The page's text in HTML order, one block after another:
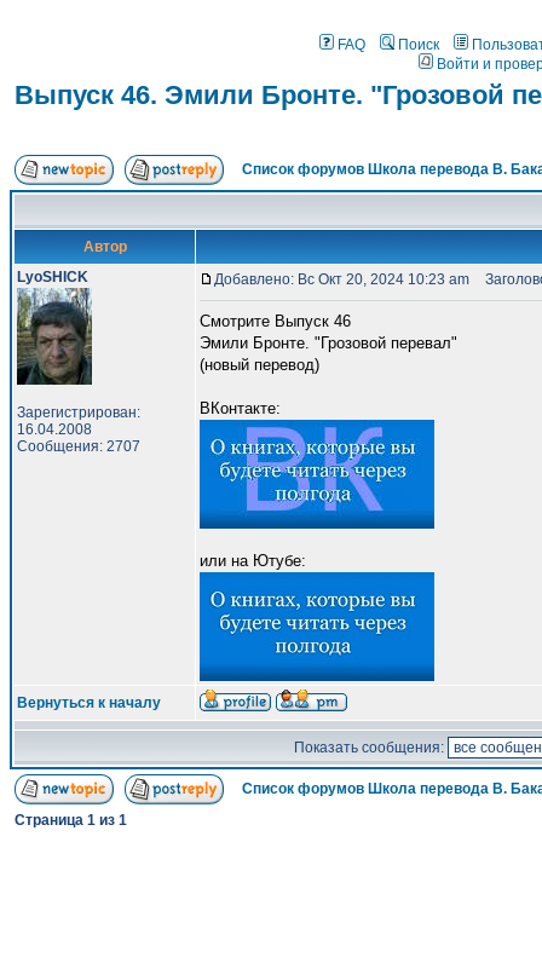
FAQ Поиск
Войти и
Выпуск 46. Эмили Бронте. "Грозовой
Список форумов Школа перевода В.
Автор
LyoSHICK
Зарегистрирован:
16.04.2008
Сообщения: 2707
Добавлено: Вс Окт 20, 2024 10:23 am
Смотрите Выпуск 46
Эмили Бронте. "Грозовой перевал"
(новый перевод)
ВКонтакте:
или на Ютубе:
Вернуться к началу
Показать сообщения:
Список форумов Школа перевода В.
Страница 1 из 1